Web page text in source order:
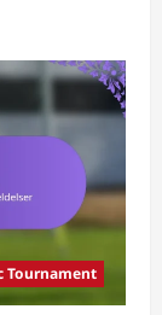
Tournament